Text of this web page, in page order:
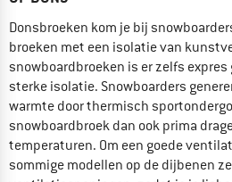
Donsbroeken kom je bij
broeken met een isolatie van
snowboardbroeken is er zelfs
sterke isolatie. Snowboarders
warmte door thermisch
snowboardbroek dan ook prima
temperaturen. Om een goede
sommige modellen op de dijbenen